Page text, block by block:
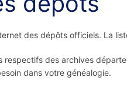
des dépôts officiels. La
des archives
dans votre généalogie.